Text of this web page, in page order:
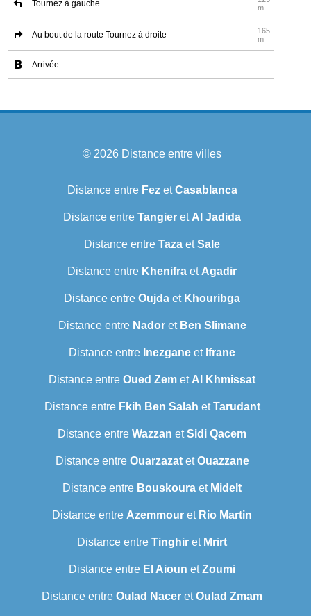
Tournez à gauche
m
Au bout de la route Tournez à droite
165
m
Arrivée
© 2026 Distance entre villes
Distance entre FezetCasablanca
Distance entre Tangier et Al Jadida
Distance entre Taza etSale
Distance entre Khenifra et Agadir
Distance entre Oujda et Khouribga
Distance entre Nadoret Ben Slimane
Distance entre Inezgane et Ifrane
Distance entre Oued Zem et Al Khmissat
Distance entre Fkih Ben Salah etTarudant
Distance entre Wazzan etSidi Qacem
Distance entre OuarzazatetOuazzane
Distance entre Bouskoura et Midelt
Distance entre Azemmour et Rio Martin
Distance entre Tinghir et Mrirt
Distance entre El Aioun etZoumi
Distance entre Oulad Nacer etOulad Zmam